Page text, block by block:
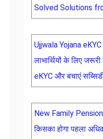
Solved Solutions
Ujjwala Yojana
लाभार्थियों के लिए
eKYC और बचाएं
New Family
किसका होगा पहला